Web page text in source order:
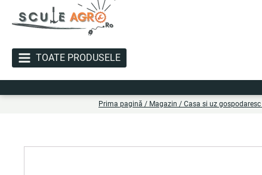
TOATE PRODUSELE
Prima pagină / Magazin / Casa si uz gospodaresc